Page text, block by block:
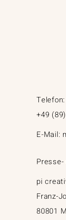
Telefon:
+49
E-Mail:
pi
Franz-
80801